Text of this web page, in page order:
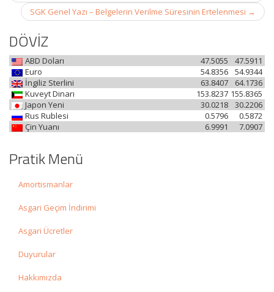
SGK Genel Yazı – Belgelerin Verilme Süresinin Ertelenmesi →
DÖVİZ
ABD Doları 47.5911
47.5055
Euro
54.9344
54.8356
İngiliz Sterlini
64.1736
63.8407
Kuveyt Dinarı
155.8365
153.8237
Japon Yeni
30.2206
30.0218
Rus Rublesi
0.5872
0.5796
Çin Yuanı
7.0907
6.9991
Pratik Menü
Amortismanlar
Asgari Geçim İndirimi
Asgari Ücretler
Duyurular
Hakkımızda